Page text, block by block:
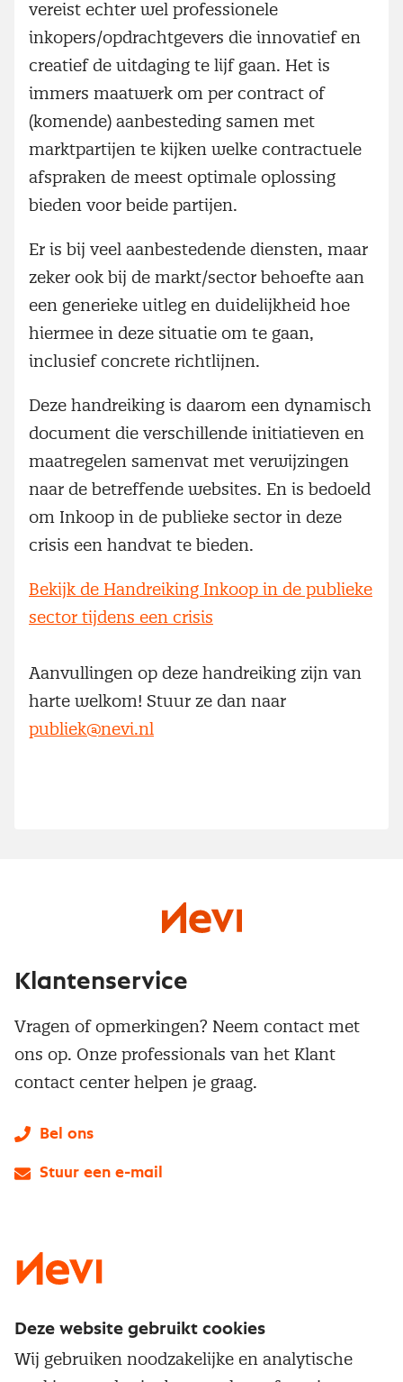
vereist echter wel professionele
inkopers/opdrachtgevers die innovatief en
creatief de uitdaging te lijf gaan. Het is
immers maatwerk om per contract of
(komende) aanbesteding samen met
marktpartijen te kijken welke contractuele
afspraken de meest optimale oplossing
bieden voor beide partijen.
Er is bij veel aanbestedende diensten, maar
zeker ook bij de markt/sector behoefte aan
een generieke uitleg en duidelijkheid hoe
hiermee in deze situatie om te gaan,
inclusief concrete richtlijnen.
Deze handreiking is daarom een dynamisch
document die verschillende initiatieven en
maatregelen samenvat met verwijzingen
naar de betreffende websites. En is bedoeld
om Inkoop in de publieke sector in deze
crisis een handvat te bieden.
Bekijk de Handreiking Inkoop in de publieke
sector tijdens een crisis
Aanvullingen op deze handreiking zijn van
harte welkom! Stuur ze dan naar
publiek@nevi.nl
Service & contact
Klantenservice
Vragen of opmerkingen? Neem contact met
ons op. Onze professionals van het Klant
contact center helpen je graag.
Bel ons
Stuur een e-mail
Deze website gebruikt cookies
Wij gebruiken noodzakelijke en analytische